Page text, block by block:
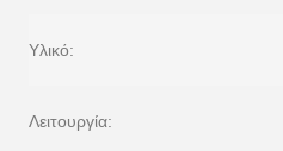
Υλικό:
Λειτουργία: